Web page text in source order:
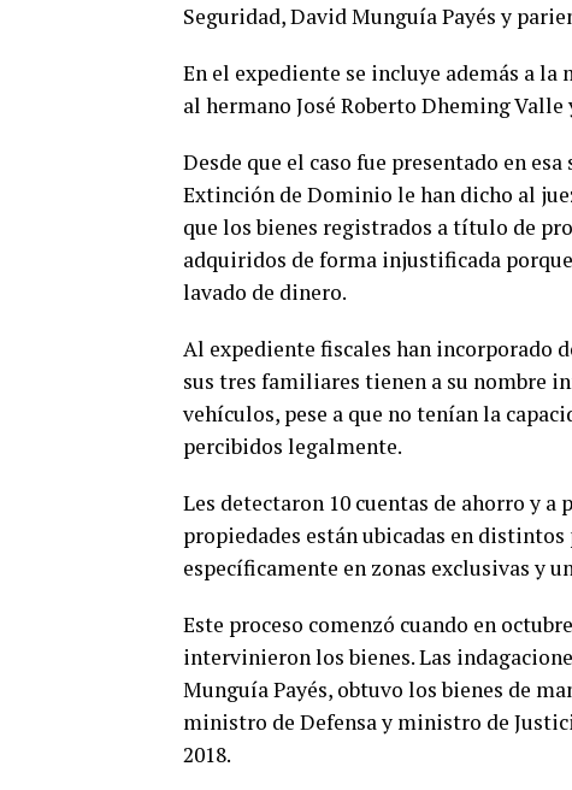
Seguridad, David Munguía Payés y
En el expediente se incluye además a
al hermano José Roberto Dheming
Desde que el caso fue presentado en
Extinción de Dominio le han dicho al
que los bienes registrados a título de
adquiridos de forma injustificada
lavado de dinero.
Al expediente fiscales han incorporado
sus tres familiares tienen a su nombre
vehículos, pese a que no tenían la
percibidos legalmente.
Les detectaron 10 cuentas de ahorro y
propiedades están ubicadas en
específicamente en zonas exclusivas y
Este proceso comenzó cuando en
intervinieron los bienes. Las
Munguía Payés, obtuvo los bienes de
ministro de Defensa y ministro de
2018.